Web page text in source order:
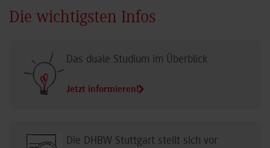
Die wichtigsten Infos
Das duale Studium im Überblick
Jetzt informieren!
Die DHBW Stuttgart stellt sich vor